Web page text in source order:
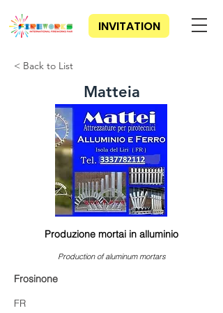
INVITATION
< Back to List
Matteia
Produzione mortai in alluminio
Production of aluminum mortars
Frosinone
FR